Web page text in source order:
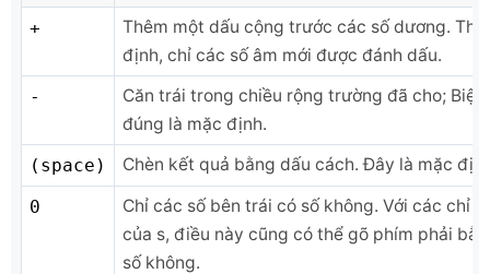
+
Thêm một dấu cộng trước các số dương.
định, chỉ các số âm mới được đánh dấu.
-
Căn trái trong chiều rộng trường đã cho; Biện
đúng là mặc định.
(space)
Chèn kết quả bằng dấu cách. Đây là mặc
0
Chỉ các số bên trái có số không. Với các chỉ
của s, điều này cũng có thể gõ phím phải
số không.